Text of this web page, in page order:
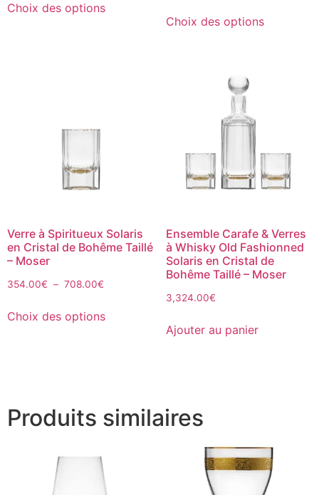
Choix des options
Choix des options
Verre à Spiritueux Solaris
en Cristal de Bohême Taillé
– Moser
354.00€ – 708.00€
Choix des options
Ensemble Carafe & Verres
à Whisky Old Fashionned
Solaris en Cristal de
Bohême Taillé – Moser
3,324.00€
Ajouter au panier
Produits similaires